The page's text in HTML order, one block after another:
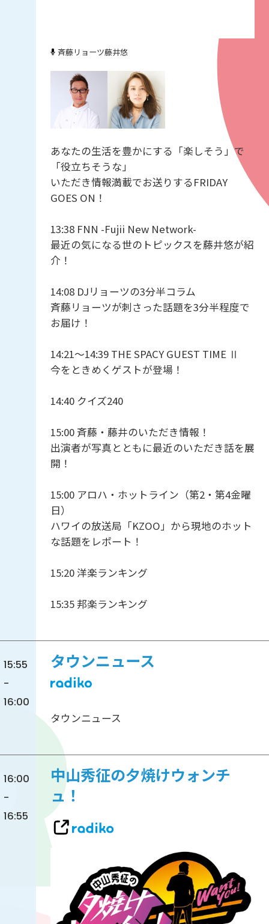
斉藤リョーツ藤井悠
あなたの生活を豊かにする「楽しそう」で
「役立ちそうな」
いただき情報満載でお送りするFRIDAY
GOES ON！
13:38 FNN -Fujii New Network-
最近の気になる世のトピックスを藤井悠が紹
介！
14:08 DJリョーツの3分半コラム
斉藤リョーツが刺さった話題を3分半程度で
お届け！
14:21〜14:39 THE SPACY GUEST TIME Ⅱ
今をときめくゲストが登場！
14:40 クイズ240
15:00 斉藤・藤井のいただき情報！
出演者が写真とともに最近のいただき話を展
開！
15:00 アロハ・ホットライン（第2・第4金曜
日）
ハワイの放送局「KZOO」から現地のホット
な話題をレポート！
15:20 洋楽ランキング
15:35 邦楽ランキング
15:55
-
16:00
タウンニュース
タウンニュース
16:00
-
16:55
中山秀征の夕焼けウォンチ
ュ！